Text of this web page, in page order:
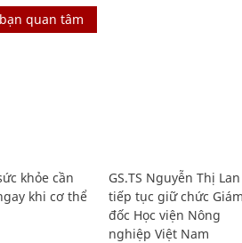
quan tâm
khỏe cần
khi cơ thể
GS.TS Nguyễn Thị Lan
tiếp tục giữ chức Giám
đốc Học viện Nông
nghiệp Việt Nam